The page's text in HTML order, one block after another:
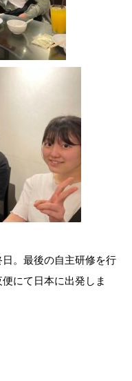
。最後の自主研修を行
にて日本に出発しま